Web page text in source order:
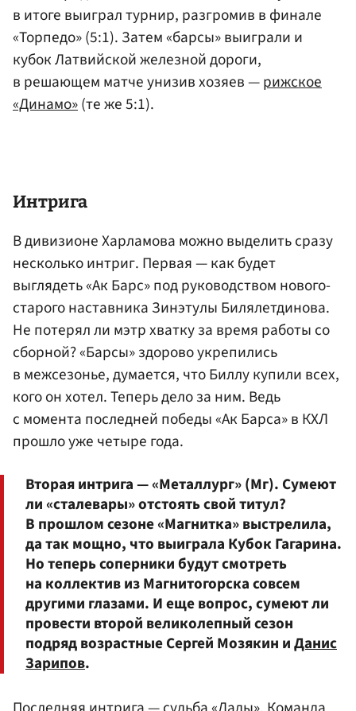
в итоге выиграл турнир, разгромив в финале
«Торпедо» (5:1). Затем «барсы» выиграли и
кубок Латвийской железной дороги,
в решающем матче унизив хозяев —рижское
«Динамо»(те же 5:1).
Интрига
В дивизионе Харламова можно выделить сразу
несколько интриг. Первая — как будет
выглядеть «Ак Барс» под руководством нового-
старого наставника Зинэтулы Билялетдинова.
Не потерял ли мэтр хватку за время работы со
сборной? «Барсы» здорово укрепились
в межсезонье, думается, что Биллу купили всех,
кого он хотел. Теперь дело за ним. Ведь
с момента последней победы «Ак Барса» в КХЛ
прошло уже четыре года.
Вторая интрига — «Металлург» (Мг). Сумеют
ли «сталевары» отстоять свой титул?
В прошлом сезоне «Магнитка» выстрелила,
да так мощно, что выиграла Кубок Гагарина.
Но теперь соперники будут смотреть
на коллектив из Магнитогорска совсем
другими глазами. И еще вопрос, сумеют ли
провести второй великолепный сезон
подряд возрастные Сергей Мозякин иДанис
Зарипов.